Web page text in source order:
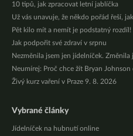
10 tipů, jak zpracovat letní jablíčka
Už vás unavuje, že někdo pořád řeší,
Pět kilo mít a nemít je podstatný rozdíl!
Jak podpořit své zdraví v srpnu
Nezměnila jsem jen jídelníček. Změnila
Neumírej: Proč chce žít Bryan Johnson
Živý kurz vaření v Praze 9. 8. 2026
Vybrané články
Jídelníček na hubnutí online